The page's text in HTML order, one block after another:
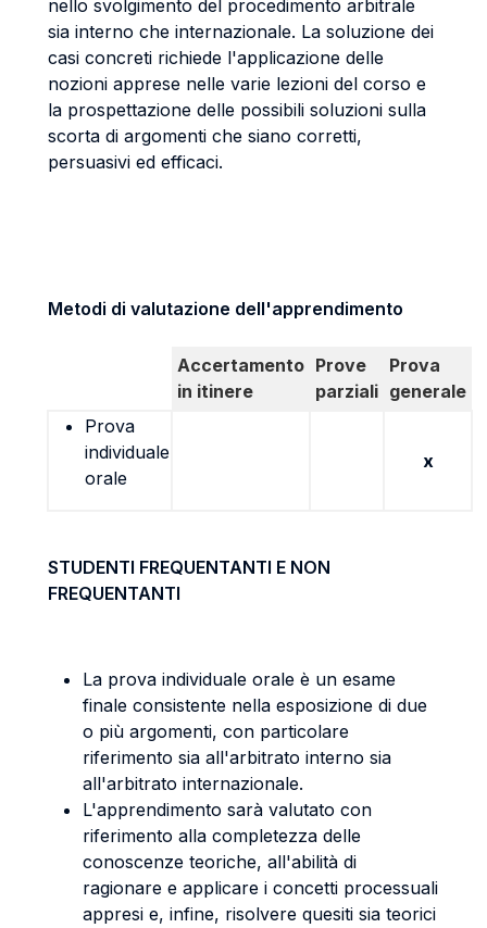
nello svolgimento del procedimento arbitrale
sia interno che internazionale. La soluzione dei
casi concreti richiede l'applicazione delle
nozioni apprese nelle varie lezioni del corso e
la prospettazione delle possibili soluzioni sulla
scorta di argomenti che siano corretti,
persuasivi ed efficaci.
Metodi di valutazione dell'apprendimento
Accertamento
in itinere
Prove
parziali
Prova
generale
Prova
individuale
orale
x
STUDENTI FREQUENTANTI E NON
FREQUENTANTI
La prova individuale orale è un esame
finale consistente nella esposizione di due
o più argomenti, con particolare
riferimento sia all'arbitrato interno sia
all'arbitrato internazionale.
L'apprendimento sarà valutato con
riferimento alla completezza delle
conoscenze teoriche, all'abilità di
ragionare e applicare i concetti processuali
appresi e, infine, risolvere quesiti sia teorici